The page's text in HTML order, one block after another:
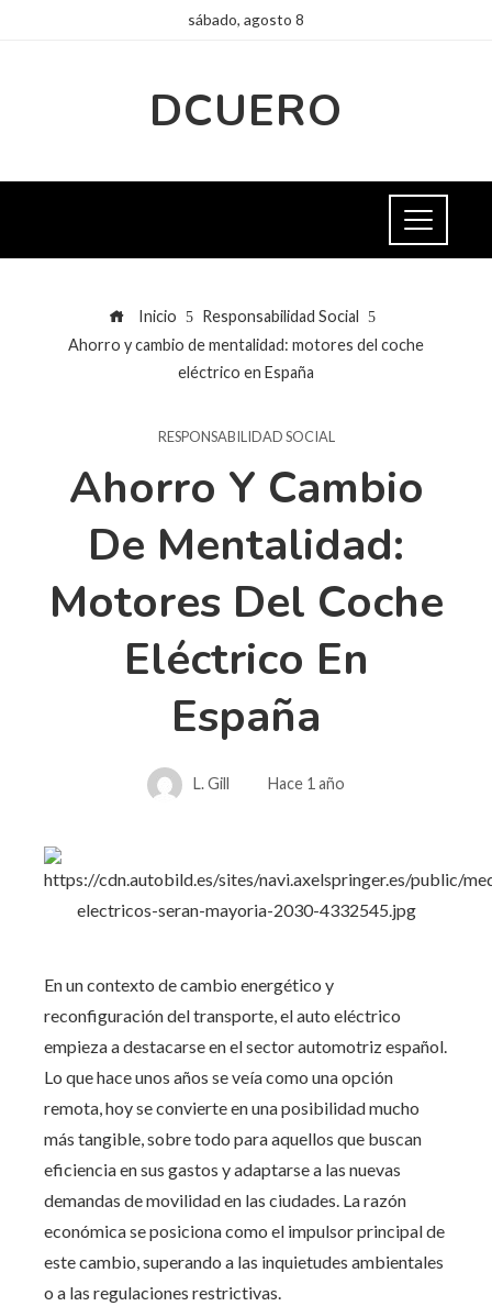
sábado, agosto 8
DCUERO
Inicio
Responsabilidad Social
Ahorro y cambio de mentalidad: motores del coche
eléctrico en España
RESPONSABILIDAD SOCIAL
Ahorro Y Cambio
De Mentalidad:
Motores Del Coche
Eléctrico En
España
L. Gill Hace 1 año
En un contexto de cambio energético y
reconfiguración del transporte, el auto eléctrico
empieza a destacarse en el sector automotriz español.
Lo que hace unos años se veía como una opción
remota, hoy se convierte en una posibilidad mucho
más tangible, sobre todo para aquellos que buscan
eficiencia en sus gastos y adaptarse a las nuevas
demandas de movilidad en las ciudades. La razón
económica se posiciona como el impulsor principal de
este cambio, superando a las inquietudes ambientales
o a las regulaciones restrictivas.